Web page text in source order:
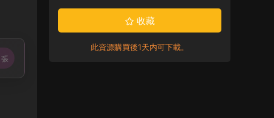
張
收藏
此資源購買後1天内可下載。